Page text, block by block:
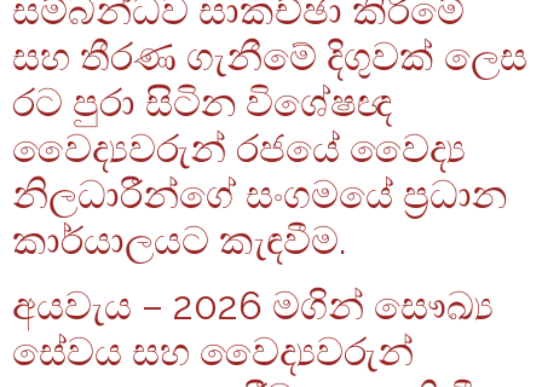
සම්බන්ධව සාකච්ඡා කිරීමේ
සහ තීරණ ගැනීමේ දිගුවක් ලෙස
රට පුරා සිටින විශේෂඥ
වෛද්‍යවරුන් රජයේ වෛද්‍ය
නිලධාරීන්ගේ සංගමයේ ප්‍රධාන
කාර්යාලයට කැඳවීම.
අයවැය – 2026 මගින් සෞඛ්‍ය
සේවය සහ වෛද්‍යවරුන්